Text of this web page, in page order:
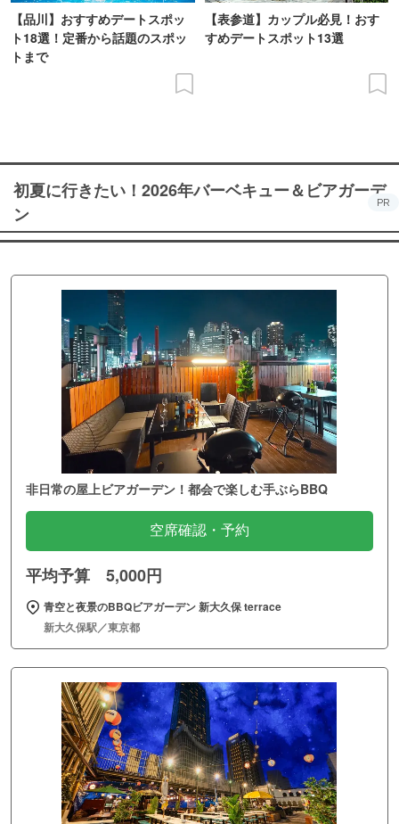
【品川】おすすめデートスポッ
ト18選！定番から話題のスポッ
トまで
【表参道】カップル必見！おす
すめデートスポット13選
初夏に行きたい！2026年バーベキュー＆ビアガーデ
ン
PR
非日常の屋上ビアガーデン！都会で楽しむ手ぶらBBQ
空席確認・予約
平均予算 5,000円
青空と夜景のBBQビアガーデン 新大久保 terrace
新大久保駅／東京都